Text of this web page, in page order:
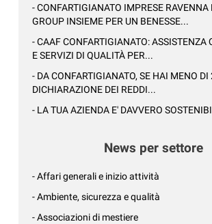
- CONFARTIGIANATO IMPRESE RAVENNA
GROUP INSIEME PER UN BENESSE...
- CAAF CONFARTIGIANATO: ASSISTENZA
E SERVIZI DI QUALITÀ PER...
- DA CONFARTIGIANATO, SE HAI MENO
DICHIARAZIONE DEI REDDI...
- LA TUA AZIENDA E' DAVVERO
News per settore
- Affari generali e inizio attività
- Ambiente, sicurezza e qualità
- Associazioni di mestiere